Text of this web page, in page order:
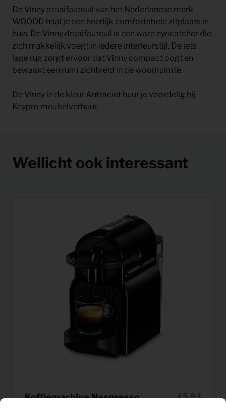
De Vinny draaifauteuil van het Nederlandse merk
WOOOD haal je een heerlijk comfortabele zitplaats in
huis. De Vinny draaifauteuil is een ware eyecatcher die
zich makkelijk voegt in iedere interieurstijl. De iets
lage rug zorgt ervoor dat Vinny compact oogt en
bewaakt een ruim zichtveld in de woonruimte.
De Vinny in de kleur Antraciet huur je voordelig bij
Keypro meubelverhuur.
Wellicht ook interessant
Koffiemachine Nespresso
5,83